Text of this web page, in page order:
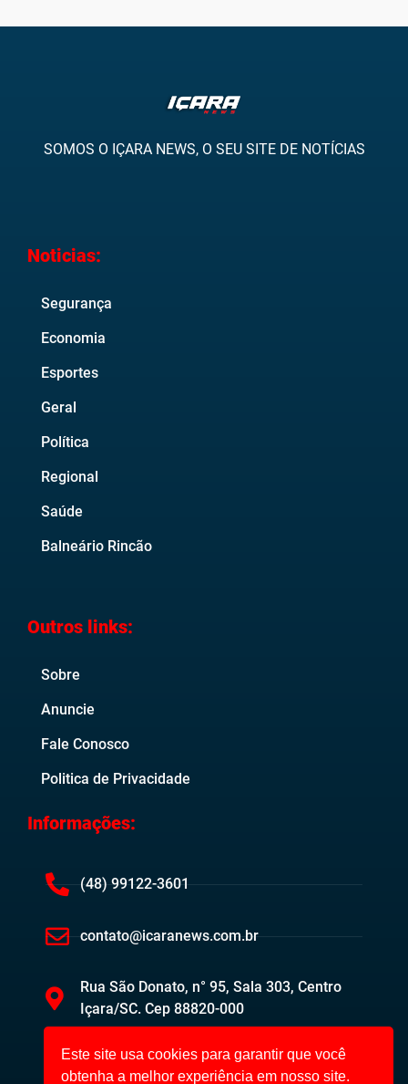
SOMOS O IÇARA NEWS, O SEU SITE DE NOTÍCIAS
Noticias:
Segurança
Economia
Esportes
Geral
Política
Regional
Saúde
Balneário Rincão
Outros links:
Sobre
Anuncie
Fale Conosco
Politica de Privacidade
Informações:
(48) 99122-3601
contato@icaranews.com.br
Rua São Donato, n° 95, Sala 303, Centro
Içara/SC. Cep 88820-000
Este site usa cookies para garantir que você
obtenha a melhor experiência em nosso site.